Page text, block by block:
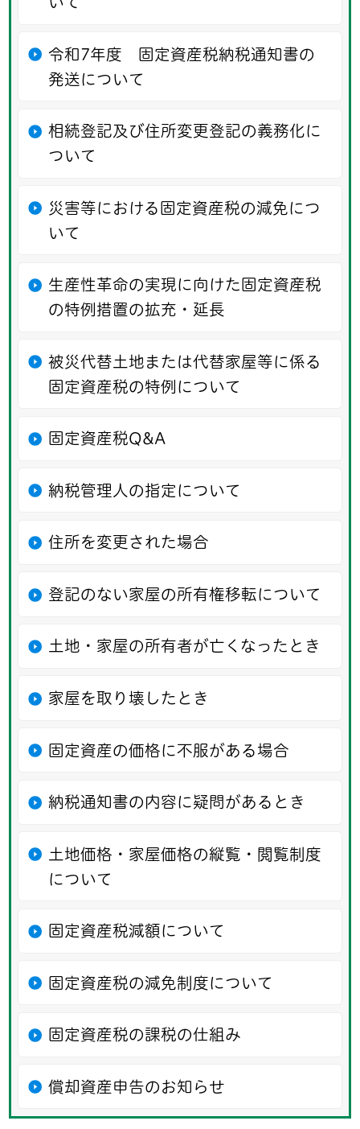
令和7年度 固定資産税納税通知書の
発送について
相続登記及び住所変更登記の義務化に
ついて
災害等における固定資産税の減免につ
いて
生産性革命の実現に向けた固定資産税
の特例措置の拡充・延長
被災代替土地または代替家屋等に係る
固定資産税の特例について
固定資産税Q&A
納税管理人の指定について
住所を変更された場合
登記のない家屋の所有権移転について
土地・家屋の所有者が亡くなったとき
家屋を取り壊したとき
固定資産の価格に不服がある場合
納税通知書の内容に疑問があるとき
土地価格・家屋価格の縦覧・閲覧制度
について
固定資産税減額について
固定資産税の減免制度について
固定資産税の課税の仕組み
償却資産申告のお知らせ